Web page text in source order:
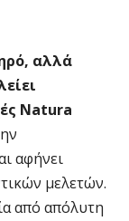
αλλά
Natura
αφήνει
μελετών.
από απόλυτη